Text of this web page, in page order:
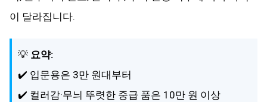
이 달라집니다.
💡 요약:
✔️ 입문용은 3만 원대부터
✔️ 컬러감·무늬 뚜렷한 중급 품은 10만 원 이상